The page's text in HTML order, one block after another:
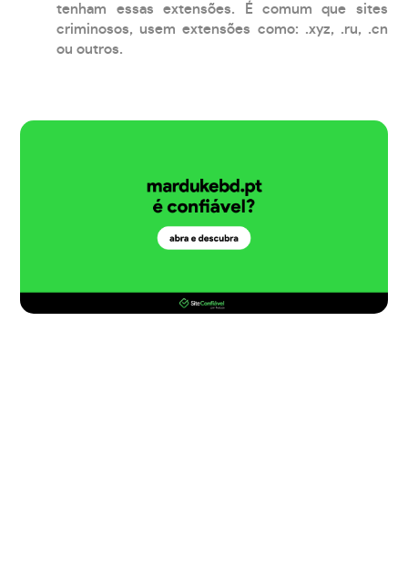
tenham essas extensões. É comum que sites
criminosos, usem extensões como: .xyz, .ru, .cn
ou outros.